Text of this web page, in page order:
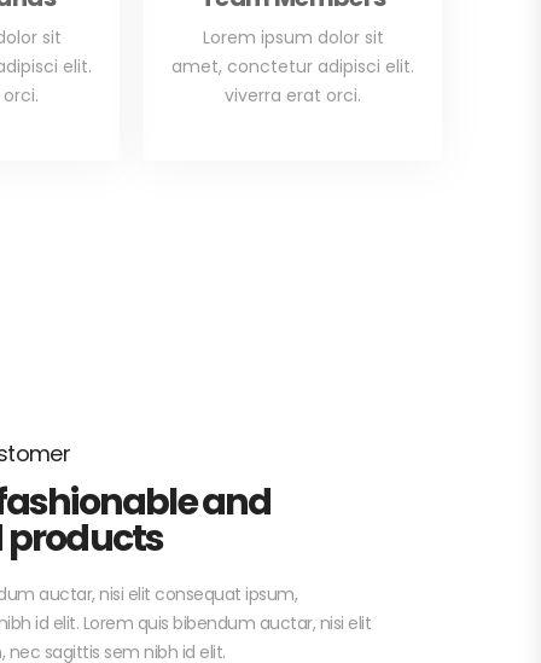
sit
elit.
Lorem ipsum dolor sit
amet, conctetur adipisci elit.
viverra erat orci.
and
auctar, nisi elit consequat ipsum,
id elit. Lorem quis bibendum auctar, nisi elit
sagittis sem nibh id elit.